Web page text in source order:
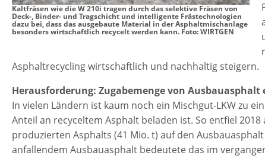
Kaltfräsen wie die W 210i tragen durch das selektive Fräsen von
Deck-, Binder- und Tragschicht und intelligente Frästechnologien
dazu bei, dass das ausgebaute Material in der Asphaltmischanlage
besonders wirtschaftlich recycelt werden kann. Foto: WIRTGEN
Asphaltrecycling wirtschaftlich und nachhaltig steigern.
Herausforderung: Zugabemenge von Ausbauasphalt
In vielen Ländern ist kaum noch ein Mischgut-LKW zu
Anteil an recyceltem Asphalt beladen ist. So entfiel
produzierten Asphalts (41 Mio. t) auf den
anfallendem Ausbauasphalt bedeutete das im